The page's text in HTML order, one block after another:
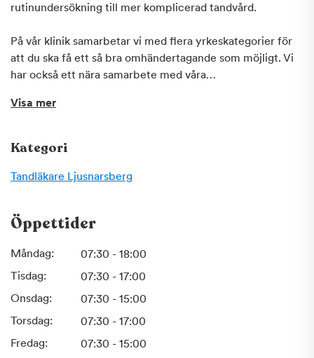
rutinundersökning till mer komplicerad tandvård.
På vår klinik samarbetar vi med flera yrkeskategorier för
att du ska få ett så bra omhändertagande som möjligt. Vi
har också ett nära samarbete med våra
specialisttandvård.
Hos oss kan du teckna Frisktandvårdsavtal, det är ett
smart sätt att hålla tänderna friska till en rimlig kostnad.
Du får regelbunden tandvård till en i förväg bestämd
Välkommen till oss!
Visa mer
Kategori
Tandläkare Ljusnarsberg
Öppettider
Måndag:
07:30 - 18:00
Tisdag:
07:30 - 17:00
Onsdag:
07:30 - 15:00
Torsdag:
07:30 - 17:00
Fredag:
07:30 - 15:00